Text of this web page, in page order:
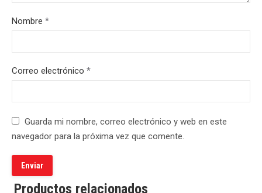
Nombre *
Correo electrónico *
Guarda mi nombre, correo electrónico y web en este
navegador para la próxima vez que comente.
Productos relacionados